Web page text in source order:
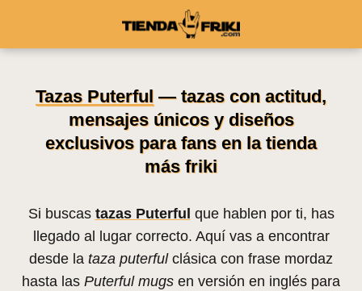
Tazas Puterful — tazas con actitud,
mensajes únicos y diseños
exclusivos para fans en la tienda
más friki
Si buscas tazas Puterful que hablen por ti, has
llegado al lugar correcto. Aquí vas a encontrar
desde la taza puterfulclásica con frase mordaz
hasta las Puterful mugs en versión en inglés para